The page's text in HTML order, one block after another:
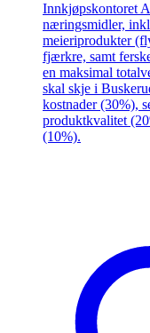
Innkjøpskontoret
næringsmidler,
meieriprodukter
fjærkre, samt
en maksimal
skal skje i
kostnader (30%),
produktkvalitet
(10%).